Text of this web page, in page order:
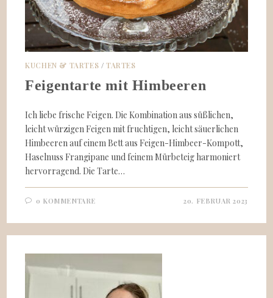
KUCHEN & TARTES /TARTES
Feigentarte mit Himbeeren
Ich liebe frische Feigen. Die Kombination aus süßlichen,
leicht würzigen Feigen mit fruchtigen, leicht säuerlichen
Himbeeren auf einem Bett aus Feigen-Himbeer-Kompott,
Haselnuss Frangipane und feinem Mürbeteig harmoniert
hervorragend. Die Tarte…
0 KOMMENTARE 20. FEBRUAR 2023